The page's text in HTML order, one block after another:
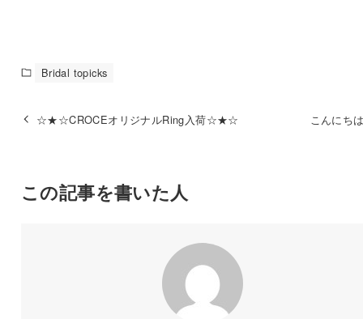
Bridal topicks
☆★☆CROCEオリジナルRing入荷☆★☆ こんにち
この記事を書いた人